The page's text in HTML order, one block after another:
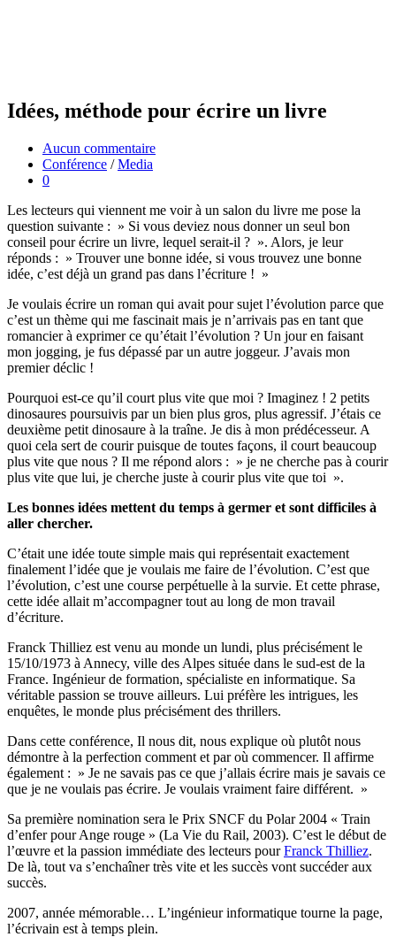
Idées, méthode pour écrire un livre
Aucun commentaire
Conférence /Media
0
Les lecteurs qui viennent me voir à un salon du livre me pose la
question suivante : » Si vous deviez nous donner un seul bon
conseil pour écrire un livre, lequel serait-il ? ». Alors, je leur
réponds : » Trouver une bonne idée, si vous trouvez une bonne
idée, c’est déjà un grand pas dans l’écriture ! »
Je voulais écrire un roman qui avait pour sujet l’évolution parce que
c’est un thème qui me fascinait mais je n’arrivais pas en tant que
romancier à exprimer ce qu’était l’évolution ? Un jour en faisant
mon jogging, je fus dépassé par un autre joggeur. J’avais mon
premier déclic !
Pourquoi est-ce qu’il court plus vite que moi ? Imaginez ! 2 petits
dinosaures poursuivis par un bien plus gros, plus agressif. J’étais ce
deuxième petit dinosaure à la traîne. Je dis à mon prédécesseur. A
quoi cela sert de courir puisque de toutes façons, il court beaucoup
plus vite que nous ? Il me répond alors : » je ne cherche pas à courir
plus vite que lui, je cherche juste à courir plus vite que toi ».
Les bonnes idées mettent du temps à germer et sont difficiles à
aller chercher.
C’était une idée toute simple mais qui représentait exactement
finalement l’idée que je voulais me faire de l’évolution. C’est que
l’évolution, c’est une course perpétuelle à la survie. Et cette phrase,
cette idée allait m’accompagner tout au long de mon travail
d’écriture.
Franck Thilliez est venu au monde un lundi, plus précisément le
15/10/1973 à Annecy, ville des Alpes située dans le sud-est de la
France. Ingénieur de formation, spécialiste en informatique. Sa
véritable passion se trouve ailleurs. Lui préfère les intrigues, les
enquêtes, le monde plus précisément des thrillers.
Dans cette conférence, Il nous dit, nous explique où plutôt nous
démontre à la perfection comment et par où commencer. Il affirme
également : » Je ne savais pas ce que j’allais écrire mais je savais ce
que je ne voulais pas écrire. Je voulais vraiment faire différent. »
Sa première nomination sera le Prix SNCF du Polar 2004 « Train
d’enfer pour Ange rouge » (La Vie du Rail, 2003). C’est le début de
l’œuvre et la passion immédiate des lecteurs pourFranck Thilliez.
De là, tout va s’enchaîner très vite et les succès vont succéder aux
succès.
2007, année mémorable… L’ingénieur informatique tourne la page,
l’écrivain est à temps plein.